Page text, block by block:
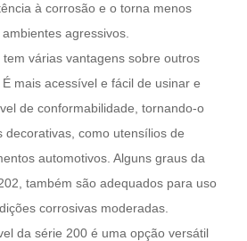
à corrosão e o torna menos
agressivos.
várias vantagens sobre outros
mais acessível e fácil de usinar e
de conformabilidade, tornando-o
decorativas, como utensílios de
automotivos. Alguns graus da
também são adequados para uso
corrosivas moderadas.
da série 200 é uma opção versátil